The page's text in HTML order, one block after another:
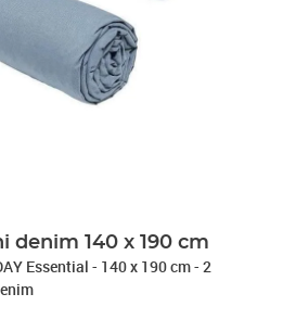
denim 140 x 190 cm
Essential - 140 x 190 cm - 2